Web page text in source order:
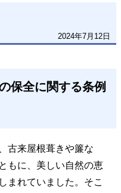
2024年7月12日
保全に関する条例
古来屋根葺きや簾な
もに、美しい自然の恵
まれていました。そこ